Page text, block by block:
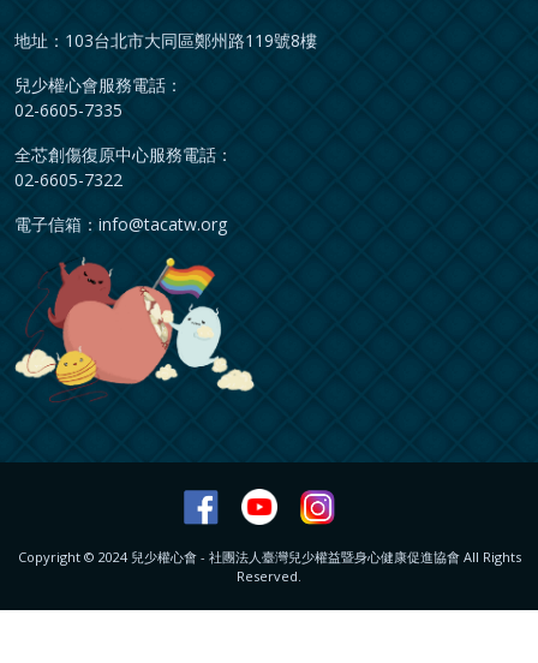
地址：103台北市大同區鄭州路119號8樓
兒少權心會服務電話：
02-6605-7335
全芯創傷復原中心服務電話：
02-6605-7322
電子信箱： info@tacatw.org
Copyright © 2024 兒少權心會 - 社團法人臺灣兒少權益暨身心健康促進協會 All Rights
Reserved.